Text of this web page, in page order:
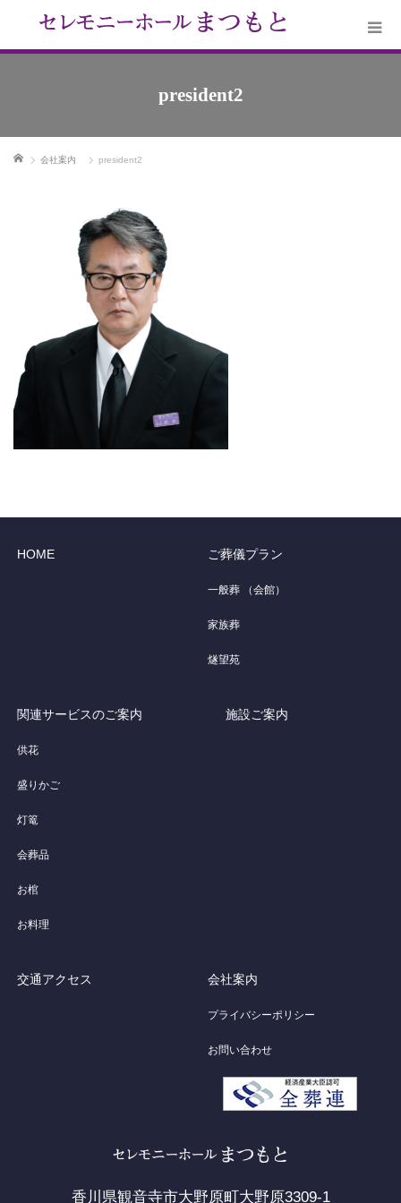
president2
ホーム 会社案内 president2
HOME ご葬儀プラン
一般葬 （会館）
家族葬
燧望苑
関連サービスのご案内
供花
盛りかご
灯篭
会葬品
お棺
お料理
施設ご案内
交通アクセス 会社案内
プライバシーポリシー
お問い合わせ
香川県観音寺市大野原町大野原3309-1